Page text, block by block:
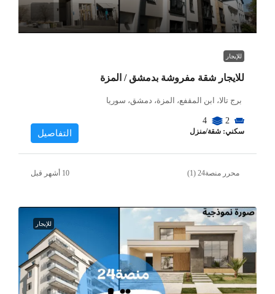
للإيجار
للايجار شقة مفروشة بدمشق / المزة
برج تالا، ابن المقفع، المزة، دمشق، سوريا
2
4
سكني: شقة/منزل التفاصيل
محرر منصة24 (1)
للإيجار